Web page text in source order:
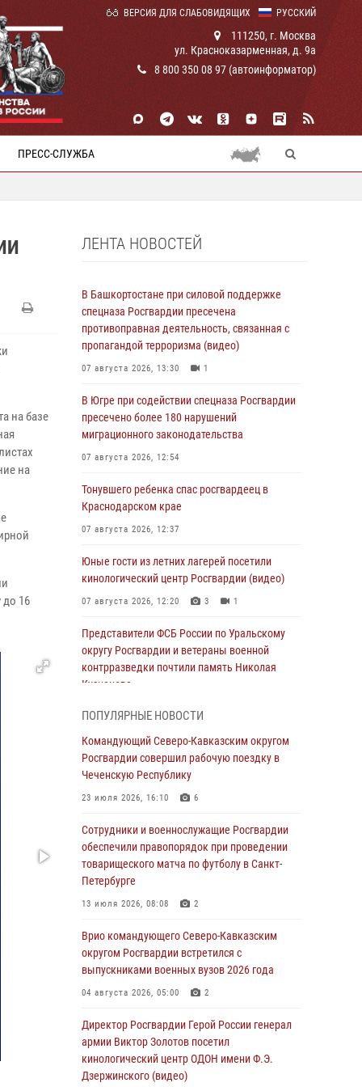
РУССКИЙ
ВЕРСИЯ ДЛЯ СЛАБОВИДЯЩИХ
111250, г. Москва
ул. Красноказарменная, д. 9а
8 800 350 08 97 (автоинформатор)
ПРЕСС-СЛУЖБА
на базе
на
до 16
ЛЕНТА НОВОСТЕЙ
В Башкортостане при силовой поддержке
спецназа Росгвардии пресечена
противоправная деятельность, связанная с
пропагандой терроризма (видео)
07 августа 2026, 13:30 1
В Югре при содействии спецназа Росгвардии
пресечено более 180 нарушений
миграционного законодательства
07 августа 2026, 12:54
Тонувшего ребенка спас росгвардеец в
Краснодарском крае
07 августа 2026, 12:37
Юные гости из летних лагерей посетили
кинологический центр Росгвардии (видео)
07 августа 2026, 12:20 3 1
Представители ФСБ России по Уральскому
округу Росгвардии и ветераны военной
контрразведки почтили память Николая
Кузнецова
Ветеран войск правопорядка генерал-майор
Иван Пияшев – герой выпуска «Легенды
армии с Александром Маршалом»
07 августа 2026, 12:00
Росгвардейцы пресекли попытку руферов
подняться на крышу Смольного собора в
Санкт-Петербурге (видео)
07 августа 2026, 11:34
основам взрывобезопасности
07 августа 2026, 11:33
Рэпер ST посетил раненых росгвардейцев в
ведомства
07 августа 2026, 11:18 2
Патриотическая акция «Каникулы с
ПОПУЛЯРНЫЕ НОВОСТИ
Командующий Северо-Кавказским округом
Росгвардии совершил рабочую поездку в
Чеченскую Республику
23 июля 2026, 16:10 6
Сотрудники и военнослужащие Росгвардии
обеспечили правопорядок при проведении
товарищеского матча по футболу в Санкт-
Петербурге
13 июля 2026, 08:08 2
Врио командующего Северо-Кавказским
округом Росгвардии встретился с
выпускниками военных вузов 2026 года
04 августа 2026, 05:00 2
Директор Росгвардии Герой России генерал
армии Виктор Золотов посетил
кинологический центр ОДОН имени Ф.Э.
Дзержинского (видео)